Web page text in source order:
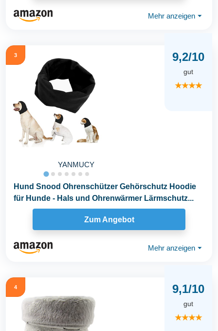
Mehr anzeigen ⏷
3
YANMUCY
9,2/10
gut
★★★★
Hund Snood Ohrenschützer Gehörschutz Hoodie
für Hunde - Hals und Ohrenwärmer Lärmschutz...
Zum Angebot
Mehr anzeigen ⏷
4 9,1/10
gut
★★★★